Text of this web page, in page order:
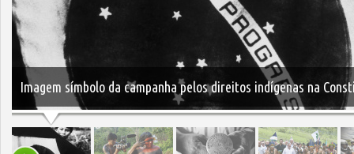
Imagem símbolo da campanha pelos direitos indígenas na